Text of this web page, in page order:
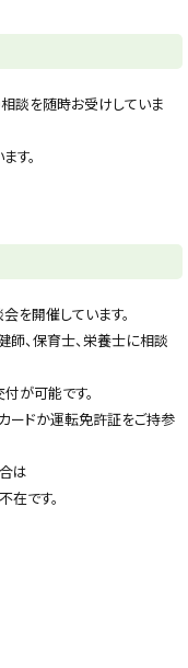
談を随時お受けしていま
す。
を開催しています。
、保育士、栄養士に相談
が可能です。
ードか運転免許証をご持参
は
です。